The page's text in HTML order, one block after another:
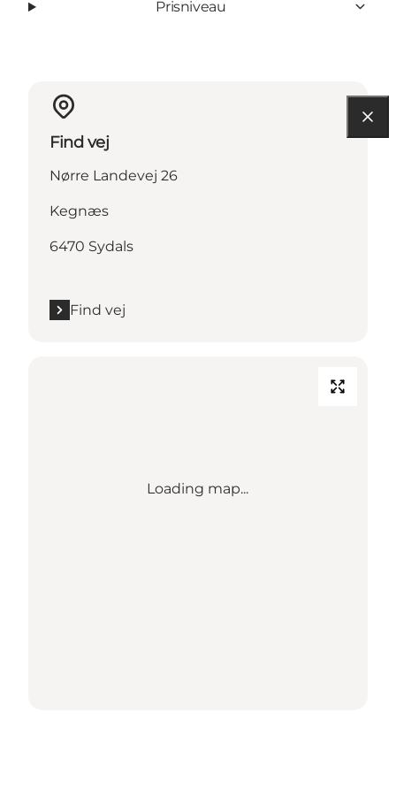
Prisniveau
Find vej
Nørre Landevej 26
Kegnæs
6470 Sydals
Find vej
Loading map...